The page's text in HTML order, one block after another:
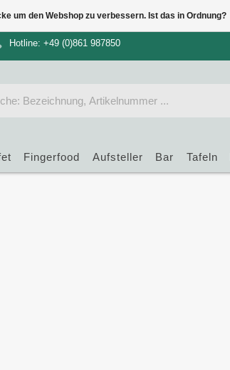
Hotline: +49 (0)861 987850
Fingerfood Aufsteller Bar Tafeln
um den Webshop zu verbessern. Ist das in Ordnung?